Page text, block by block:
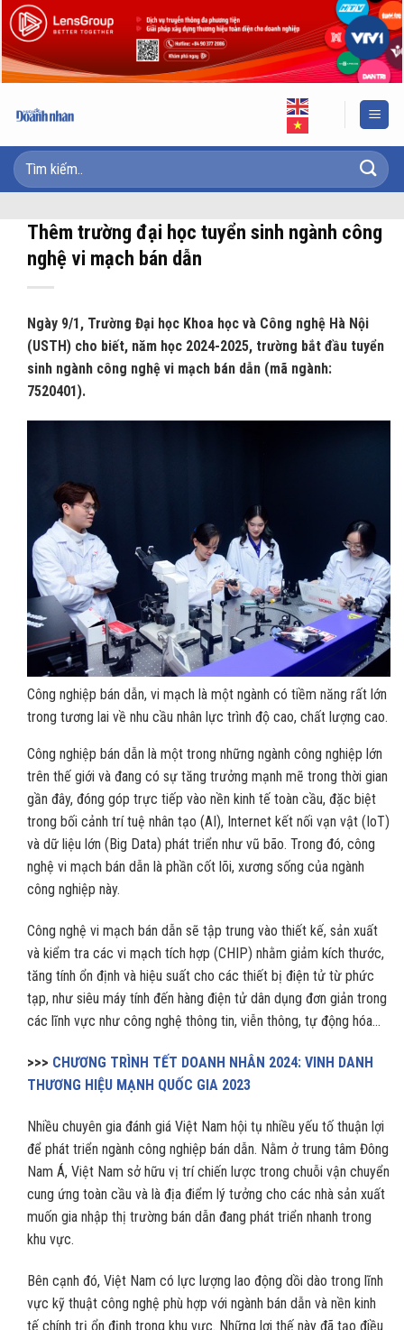
Skip
to
content
Thêm trường đại học tuyển sinh ngành công
nghệ vi mạch bán dẫn
Ngày 9/1, Trường Đại học Khoa học và Công nghệ Hà Nội
(USTH) cho biết, năm học 2024-2025, trường bắt đầu tuyển
sinh ngành công nghệ vi mạch bán dẫn (mã ngành:
7520401).
Công nghiệp bán dẫn, vi mạch là một ngành có tiềm năng rất lớn
trong tương lai về nhu cầu nhân lực trình độ cao, chất lượng cao.
Công nghiệp bán dẫn là một trong những ngành công nghiệp lớn
trên thế giới và đang có sự tăng trưởng mạnh mẽ trong thời gian
gần đây, đóng góp trực tiếp vào nền kinh tế toàn cầu, đặc biệt
trong bối cảnh trí tuệ nhân tạo (AI), Internet kết nối vạn vật (IoT)
và dữ liệu lớn (Big Data) phát triển như vũ bão. Trong đó, công
nghệ vi mạch bán dẫn là phần cốt lõi, xương sống của ngành
công nghiệp này.
Công nghệ vi mạch bán dẫn sẽ tập trung vào thiết kế, sản xuất
và kiểm tra các vi mạch tích hợp (CHIP) nhằm giảm kích thước,
tăng tính ổn định và hiệu suất cho các thiết bị điện tử từ phức
tạp, như siêu máy tính đến hàng điện tử dân dụng đơn giản trong
các lĩnh vực như công nghệ thông tin, viễn thông, tự động hóa…
>>> CHƯƠNG TRÌNH TẾT DOANH NHÂN 2024: VINH DANH
THƯƠNG HIỆU MẠNH QUỐC GIA 2023
Nhiều chuyên gia đánh giá Việt Nam hội tụ nhiều yếu tố thuận lợi
để phát triển ngành công nghiệp bán dẫn. Nằm ở trung tâm Đông
Nam Á, Việt Nam sở hữu vị trí chiến lược trong chuỗi vận chuyển
cung ứng toàn cầu và là địa điểm lý tưởng cho các nhà sản xuất
muốn gia nhập thị trường bán dẫn đang phát triển nhanh trong
khu vực.
Bên cạnh đó, Việt Nam có lực lượng lao động dồi dào trong lĩnh
vực kỹ thuật công nghệ phù hợp với ngành bán dẫn và nền kinh
tế chính trị ổn định trong khu vực. Những lợi thế này đã tạo điều